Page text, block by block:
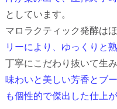
としています。
マロラクティック発酵はほ
リーにより、ゆっくりと
丁寧にこだわり抜いて生
味わいと美しい芳香とブ
も個性的で傑出した仕上が